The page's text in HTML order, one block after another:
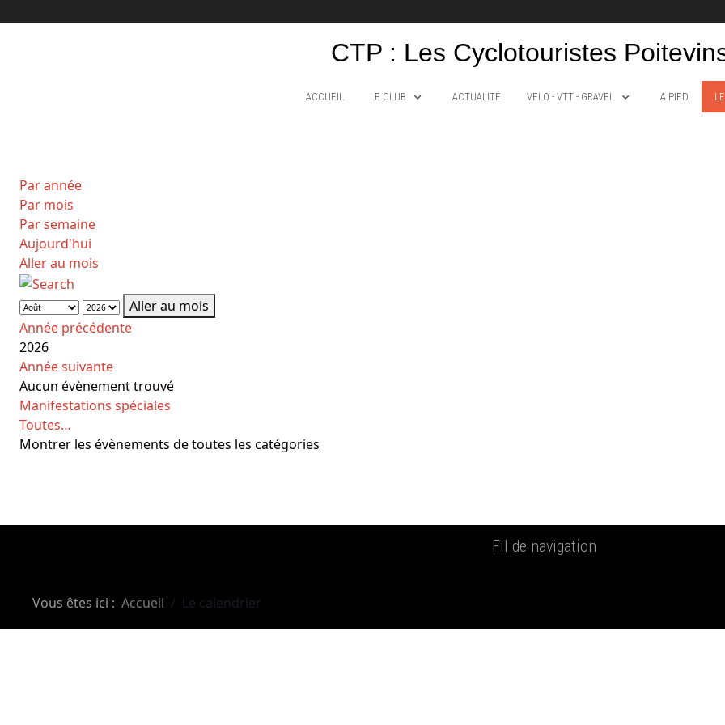
CTP : Les Cyclotouristes
ACCUEIL LE CLUB ACTUALITÉ VELO - VTT - GRAVEL A PIED
Par année
Par mois
Par semaine
Aujourd'hui
Aller au mois
Aller au mois
Année précédente
2026
Année suivante
Aucun évènement trouvé
Limite de la pagination
Manifestations spéciales
Toutes…
Montrer les évènements de toutes les catégories
Fil de navigation
Vous êtes ici : Accueil Le calendrier